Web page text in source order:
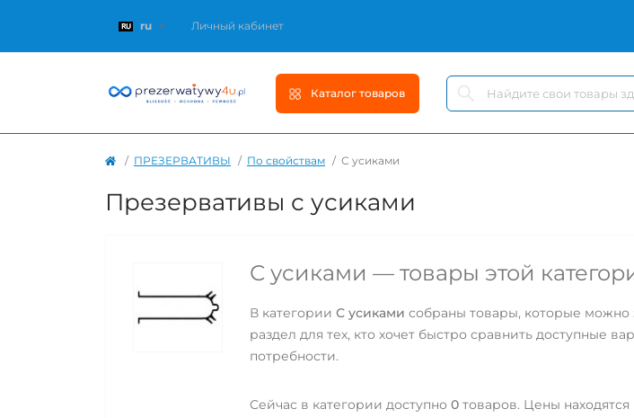
ru Личный кабинет
Каталог товаров
ПРЕЗЕРВАТИВЫ По свойствам С усиками
Презервативы с усиками
С усиками — товары этой
В категории С усиками собраны товары, которые можно
раздел для тех, кто хочет быстро сравнить доступные
потребности.
Сейчас в категории доступно 0 товаров. Цены находятся